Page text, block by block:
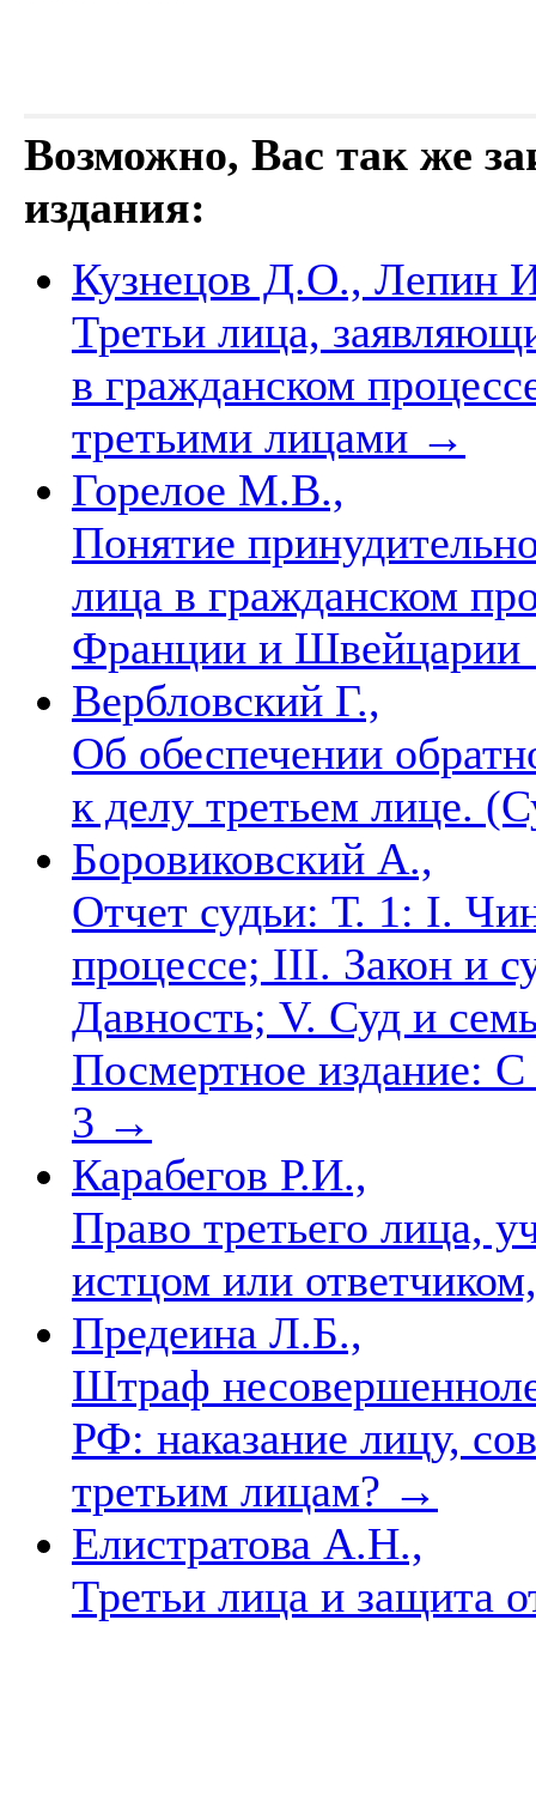
Возможно, Вас так же
издания:
Кузнецов Д.О., Лепин
Третьи лица,
в гражданском
третьими лицами →
Горелое М.В.,
Понятие
лица в гражданском
Франции и Швейцарии
Вербловский Г.,
Об обеспечении
к делу третьем лице.
Боровиковский А.,
Отчет судьи: Т. 1: I.
процессе; III. Закон и
Давность; V. Суд и
Посмертное издание:
3 →
Карабегов Р.И.,
Право третьего лица,
истцом или
Предеина Л.Б.,
Штраф
РФ: наказание лицу,
третьим лицам? →
Елистратова А.Н.,
Третьи лица и защита